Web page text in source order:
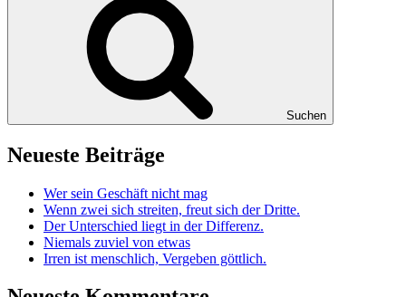
Suchen
Neueste Beiträge
Wer sein Geschäft nicht mag
Wenn zwei sich streiten, freut sich der Dritte.
Der Unterschied liegt in der Differenz.
Niemals zuviel von etwas
Irren ist menschlich, Vergeben göttlich.